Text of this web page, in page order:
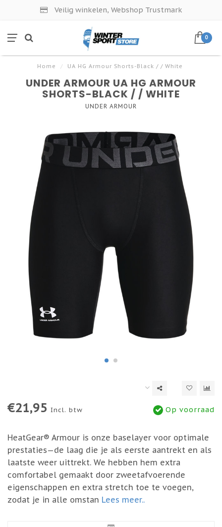
Veilig winkelen, Webshop Trustmark
0
Home / UA HG Armour Shorts-Black / / White
UNDER ARMOUR UA HG ARMOUR
SHORTS-BLACK / / WHITE
UNDER ARMOUR
€21,95 Incl. btw Op voorraad
HeatGear® Armour is onze baselayer voor optimale
prestaties—de laag die je als eerste aantrekt en als
laatste weer uittrekt. We hebben hem extra
comfortabel gemaakt door zweetafvoerende
eigenschappen en extra stretch toe te voegen,
zodat je in alle omstan Lees meer..